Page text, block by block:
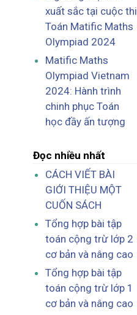
xuất sắc tại cuộc thi
Toán Matific Maths
Olympiad 2024
Matific Maths
Olympiad Vietnam
2024: Hành trình
chinh phục Toán
học đầy ấn tượng
Đọc nhiều nhất
CÁCH VIẾT BÀI
GIỚI THIỆU MỘT
CUỐN SÁCH
Tổng hợp bài tập
toán cộng trừ lớp 2
cơ bản và nâng cao
Tổng hợp bài tập
toán cộng trừ lớp 1
cơ bản và nâng cao